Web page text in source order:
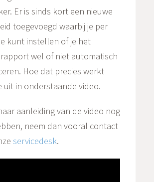
Er is sinds kort een nieuwe
toegevoegd waarbij je per
kunt instellen of je het
wel of niet automatisch
Hoe dat precies werkt
uit in onderstaande video.
aanleiding van de video nog
neem dan vooral contact
servicedesk.